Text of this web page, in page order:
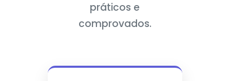
práticos e
comprovados.